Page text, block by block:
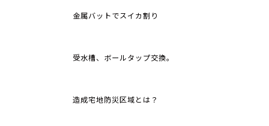
金属バットでスイカ割り
受水槽、ボールタップ交換。
造成宅地防災区域とは？